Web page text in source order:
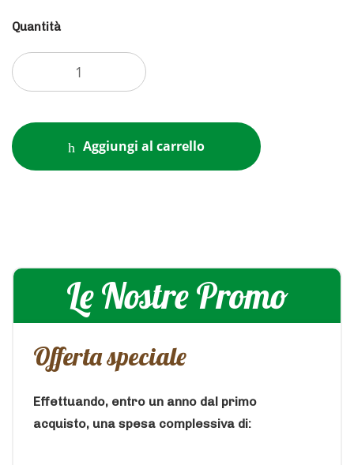
Quantità
Aggiungi al carrello
Le Nostre Promo
Offerta speciale
Effettuando, entro un anno dal primo
acquisto, una spesa complessiva di: